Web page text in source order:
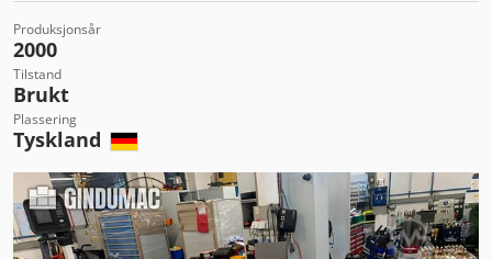
Produksjonsår
2000
Tilstand
Brukt
Plassering
Tyskland